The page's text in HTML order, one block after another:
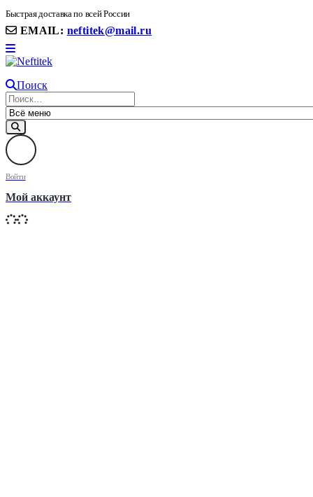
Быстрая доставка по всей России
EMAIL: neftitek@mail.ru
Поиск
Войти
Мой аккаунт
8(906) 399 11 22 | 8(905)367-58-58